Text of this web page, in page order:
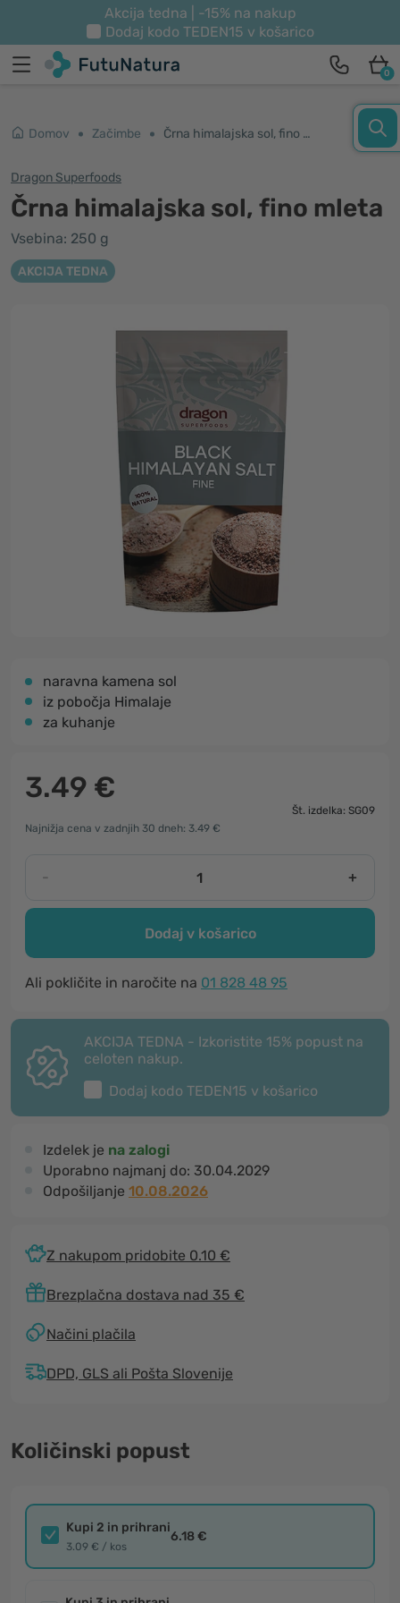
Akcija tedna | -15% na nakup
Dodaj kodo TEDEN15 v košarico
0
Domov Začimbe Črna himalajska sol, fino mleta
Dragon Superfoods
Črna himalajska sol, fino mleta
Vsebina: 250 g
AKCIJA TEDNA
naravna kamena sol
iz pobočja Himalaje
za kuhanje
3.49 €
Št. izdelka: SG09
Najnižja cena v zadnjih 30 dneh: 3.49 €
- +
Dodaj v košarico
Ali pokličite in naročite na 01 828 48 95
AKCIJA TEDNA - Izkoristite 15% popust na
celoten nakup.
Dodaj kodo TEDEN15 v košarico
Izdelek je na zalogi
Uporabno najmanj do: 30.04.2029
Odpošiljanje 10.08.2026
Z nakupom pridobite 0.10 €
Brezplačna dostava nad 35 €
Načini plačila
DPD, GLS ali Pošta Slovenije
Količinski popust
Kupi 2 in prihrani
3.09 € / kos
6.18 €